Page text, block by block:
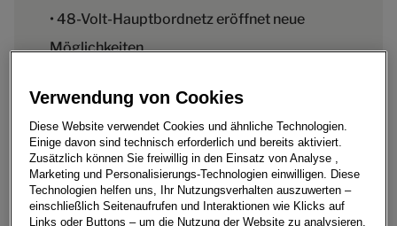
• 48-Volt-Hauptbordnetz eröffnet neue
Möglichkeiten
Audi Summit in Barcelona Weltpremiere
Der neue Audi A8 treibt die Elektrifizierung auf breiter
Front voran. In der nächsten Modellgeneration erhält
Verwendung von Cookies
Diese Website verwendet Cookies und ähnliche Technologien.
Einige davon sind technisch erforderlich und bereits aktiviert.
Zusätzlich können Sie freiwillig in den Einsatz von Analyse ,
Marketing und Personalisierungs-Technologien einwilligen. Diese
Technologien helfen uns, Ihr Nutzungsverhalten auszuwerten –
einschließlich Seitenaufrufen und Interaktionen wie Klicks auf
Links oder Buttons – um die Nutzung der Website zu analysieren,